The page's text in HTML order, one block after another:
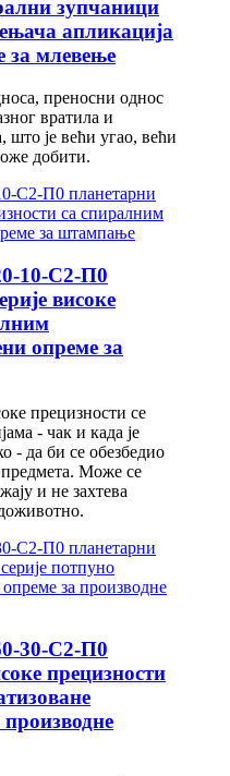
зупчаници
апликација
за млевење
преносни однос
вратила и
што је већи угао, већи
добити.
10-С2-П0
високе
опреме за
прецизности се
- чак и када је
- да би се обезбедио
Може се
и не захтева
30-С2-П0
прецизности